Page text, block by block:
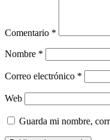
Comentario *
Nombre *
Correo electrónico *
Web
Guarda mi nombre,